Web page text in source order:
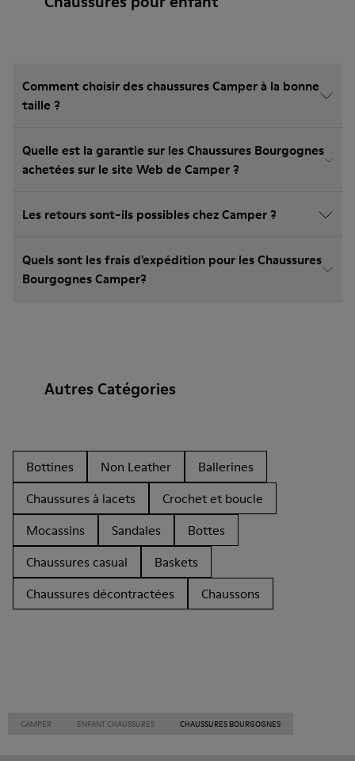
Comment choisir des chaussures Camper à la bonne
taille ?
Quelle est la garantie sur les Chaussures Bourgognes
achetées sur le site Web de Camper ?
Les retours sont-ils possibles chez Camper ?
Quels sont les frais d'expédition pour les Chaussures
Bourgognes Camper?
Autres Catégories
Bottines Non Leather
Ballerines
Chaussures à lacets
Crochet et boucle
Mocassins
Sandales
Bottes
Chaussures casual
Baskets
Chaussures décontractées
Chaussons
CAMPER ENFANT CHAUSSURES CHAUSSURES BOURGOGNES